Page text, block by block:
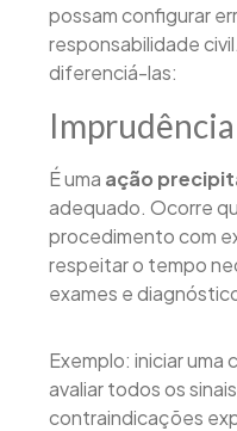
possam configurar
responsabilidade
diferenciá-las:
É uma ação
adequado. Ocorre
procedimento com
respeitar o tempo
exames e
Exemplo: iniciar uma
avaliar todos os
contraindicações